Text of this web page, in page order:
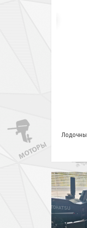
мотор Parsun F20A FWL-EFI
286 000 р.